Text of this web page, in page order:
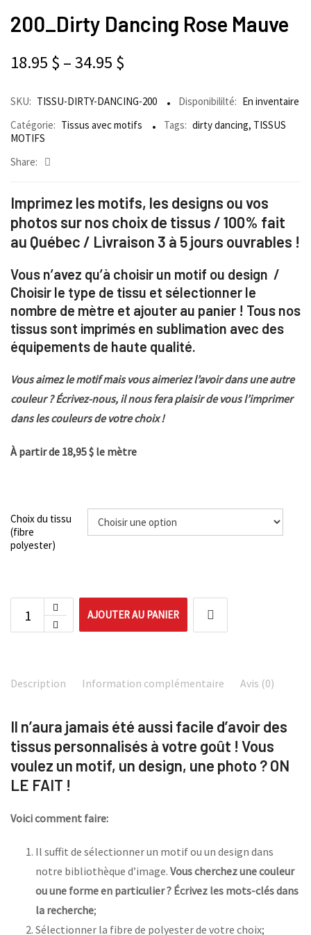
200_Dirty Dancing Rose Mauve
18.95 $ –34.95 $
SKU: TISSU-DIRTY-DANCING-200 Disponibililté: En inventaire
Catégorie: Tissus avec motifs Tags: dirty dancing, TISSUS
MOTIFS
Share:
Imprimez les motifs, les designs ou vos
photos sur nos choix de tissus / 100% fait
au Québec / Livraison 3 à 5 jours ouvrables !
Vous n’avez qu’à choisir un motif ou design /
Choisir le type de tissu et sélectionner le
nombre de mètre et ajouter au panier ! Tous nos
tissus sont imprimés en sublimation avec des
équipements de haute qualité.
Vous aimez le motif mais vous aimeriez l’avoir dans une autre
couleur ? Écrivez-nous, il nous fera plaisir de vous l’imprimer
dans les couleurs de votre choix !
À partir de 18,95 $ le mètre
Choix du tissu
(fibre
polyester)
AJOUTER AU PANIER
Description Information complémentaire Avis (0)
Il n’aura jamais été aussi facile d’avoir des
tissus personnalisés à votre goût ! Vous
voulez un motif, un design, une photo ? ON
LE FAIT !
Voici comment faire:
Il suffit de sélectionner un motif ou un design dans
notre bibliothèque d’image. Vous cherchez une couleur
ou une forme en particulier ? Écrivez les mots-clés dans
la recherche;
Sélectionner la fibre de polyester de votre choix;